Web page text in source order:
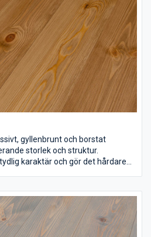
gyllenbrunt och borstat
storlek och struktur.
karaktär och gör det hårdare
finish och slitstyrka. Det här är
för tuff hemmiljö och offentliga